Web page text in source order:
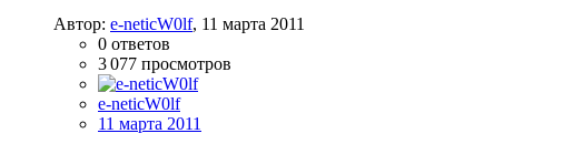
Автор: e-neticW0lf, 11 марта 2011
0 ответов
3 077 просмотров
e-neticW0lf
11 марта 2011